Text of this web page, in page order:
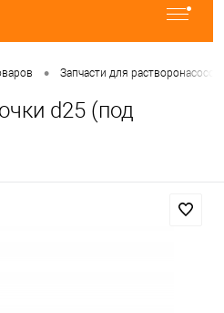
• Запчасти для растворонасосов
d25 (под